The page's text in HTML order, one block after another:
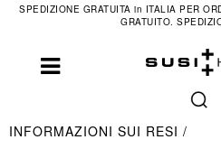
SPEDIZIONE GRATUITA in ITALIA PER
GRATUITO.
INFORMAZIONI SUI RESI